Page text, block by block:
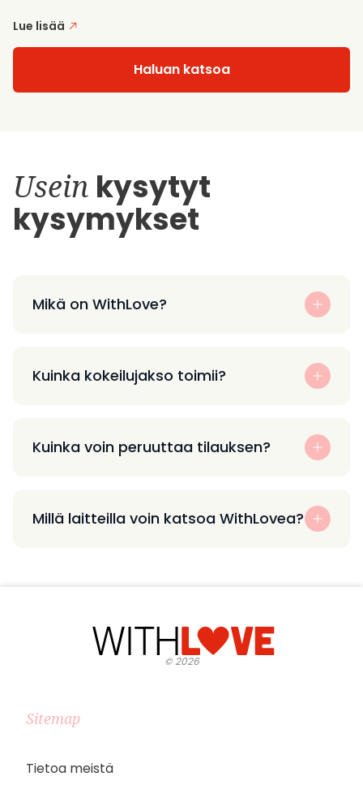
Lue lisää
Haluan katsoa
Usein kysytyt
kysymykset
Mikä on WithLove?
Kuinka kokeilujakso toimii?
Kuinka voin peruuttaa tilauksen?
Millä laitteilla voin katsoa WithLovea?
©2026
Sitemap
Tietoa meistä